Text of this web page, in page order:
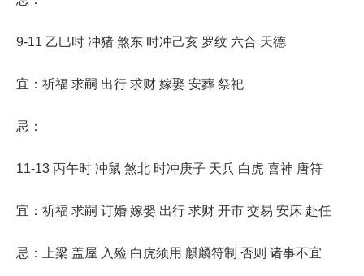
9-11 乙巳时 冲猪 煞东 时冲己亥 罗纹 六合 天德
宜：祈福 求嗣 出行 求财 嫁娶 安葬 祭祀
忌：
11-13 丙午时 冲鼠 煞北 时冲庚子 天兵 白虎 喜神 唐符
宜：祈福 求嗣 订婚 嫁娶 出行 求财 开市 交易 安床 赴任
忌：上梁 盖屋 入殓 白虎须用 麒麟符制 否则 诸事不宜